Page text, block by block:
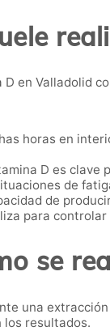
en Valladolid
horas en
D es clave
de
de
para
se
una
los resultados.